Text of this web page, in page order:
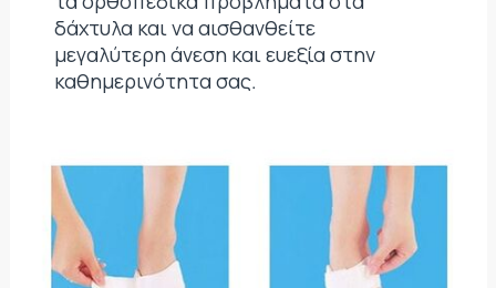
δάχτυλα και να αισθανθείτε
μεγαλύτερη άνεση και ευεξία στην
καθημερινότητα σας.